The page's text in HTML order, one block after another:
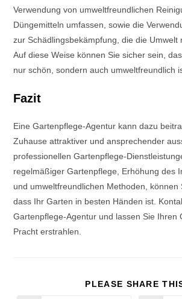
Verwendung von umweltfreundlichen
Düngemitteln umfassen, sowie die
zur Schädlingsbekämpfung, die die Umwelt
Auf diese Weise können Sie sicher sein,
nur schön, sondern auch umweltfreundlich
Fazit
Eine Gartenpflege-Agentur kann dazu
Zuhause attraktiver und ansprechender
professionellen Gartenpflege-
regelmäßiger Gartenpflege, Erhöhung des
und umweltfreundlichen Methoden, können
dass Ihr Garten in besten Händen ist.
Gartenpflege-Agentur und lassen Sie Ihren
Pracht erstrahlen.
PLEASE SHARE